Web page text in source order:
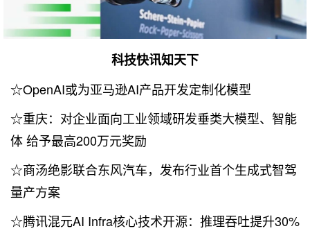
科技快讯知天下
☆OpenAI或为亚马逊AI产品开发定制化模型
☆重庆：对企业面向工业领域研发垂类大模型、智能
体 给予最高200万元奖励
☆商汤绝影联合东风汽车，发布行业首个生成式智驾
量产方案
☆腾讯混元AI Infra核心技术开源：推理吞吐提升30%